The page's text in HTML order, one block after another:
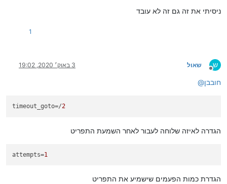
ניסיתי את זה גם זה לא עובד
1
ש
מנותק
שאול 3 באוק׳ 2020, 19:02
@חובבן
timeout_goto=/2
הגדרה לאיזה שלוחה לעבור לאחר השמעת התפריט
attempts=1
הגדרת כמות הפעמים שישמיע את התפריט